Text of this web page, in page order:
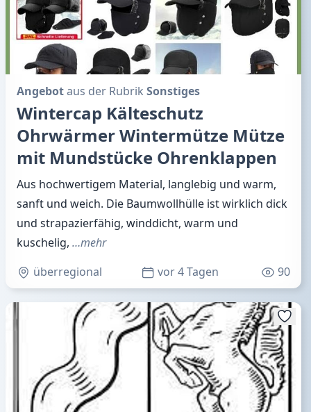
Angebotaus der Rubrik Sonstiges
Wintercap Kälteschutz
Ohrwärmer Wintermütze Mütze
mit Mundstücke Ohrenklappen
Aus hochwertigem Material, langlebig und warm,
sanft und weich. Die Baumwollhülle ist wirklich dick
und strapazierfähig, winddicht, warm und
kuschelig, …mehr
überregional
vor 4 Tagen 90